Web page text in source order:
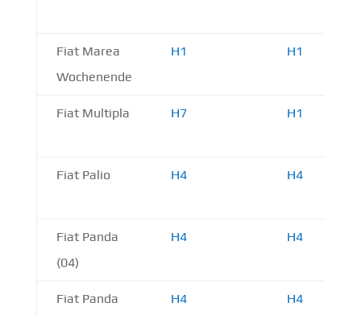
Fiat Marea
Wochenende
H1 H1
Fiat Multipla H7 H1
Fiat Palio H4 H4
Fiat Panda
(04)
H4 H4
Fiat Panda
H4 H4